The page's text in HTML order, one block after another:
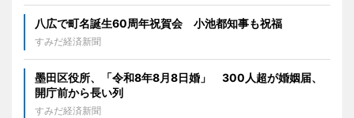
八広で町名誕生60周年祝賀会 小池都知事も祝福
すみだ経済新聞
墨田区役所、「令和8年8月8日婚」 300人超が婚姻届、
開庁前から長い列
すみだ経済新聞